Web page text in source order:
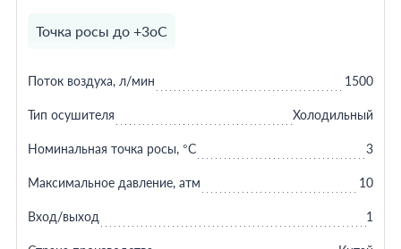
Точка росы до +3оС
Поток воздуха, л/мин 1500
Тип осушителя Холодильный
Номинальная точка росы, °C 3
Максимальное давление, атм 10
Вход/выход 1